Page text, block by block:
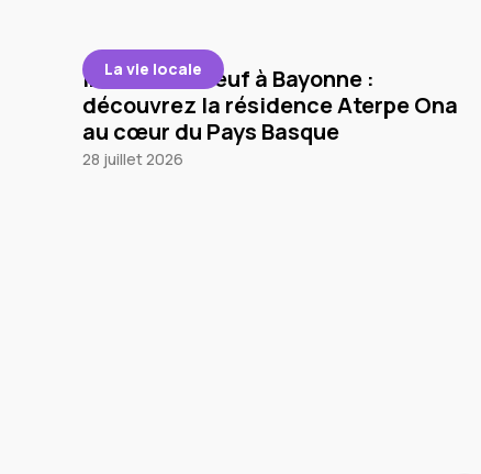
La vie locale
Immobilier neuf à Bayonne :
découvrez la résidence Aterpe Ona
au cœur du Pays Basque
28 juillet 2026